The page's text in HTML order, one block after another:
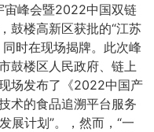
峰会暨2022中国双链
鼓楼高新区获批的“江苏
时在现场揭牌。此次峰
鼓楼区人民政府、链上
场发布了《2022中国产
术的食品追溯平台服务
展计划”。，然而，“一